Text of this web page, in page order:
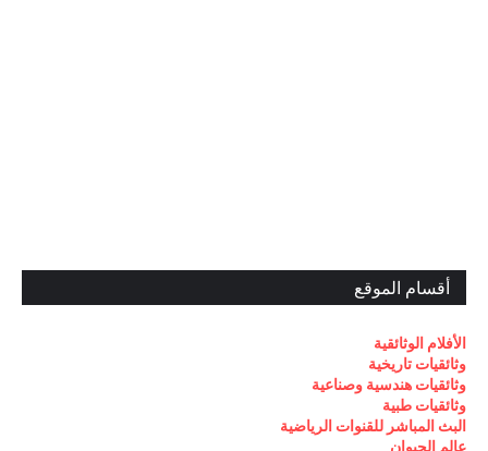
أقسام الموقع
الأفلام الوثائقية
وثائقيات تاريخية
وثائقيات هندسية وصناعية
وثائقيات طبية
البث المباشر للقنوات الرياضية
عالم الحيوان